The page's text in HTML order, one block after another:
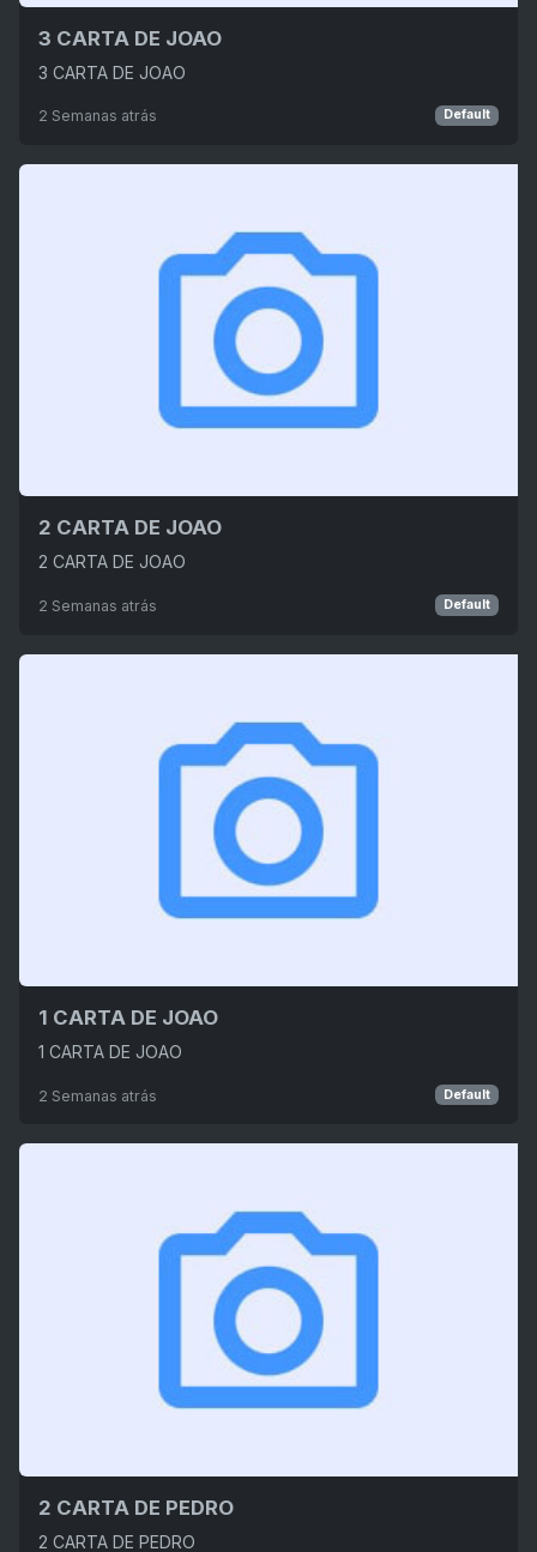
3 CARTA DE JOAO
3 CARTA DE JOAO
2 Semanas atrás Default
2 CARTA DE JOAO
2 CARTA DE JOAO
2 Semanas atrás Default
1 CARTA DE JOAO
1 CARTA DE JOAO
2 Semanas atrás Default
2 CARTA DE PEDRO
2 CARTA DE PEDRO